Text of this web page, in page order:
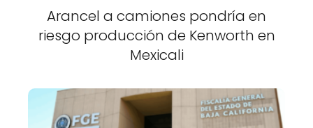
Arancel a camiones pondría en
riesgo producción de Kenworth en
Mexicali